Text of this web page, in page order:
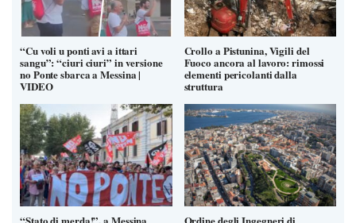
“Cu voli u ponti avi a ittari
sangu”: “ciuri ciuri” in versione
no Ponte sbarca a Messina |
VIDEO
Crollo a Pistunina, Vigili del
Fuoco ancora al lavoro: rimossi
elementi pericolanti dalla
struttura